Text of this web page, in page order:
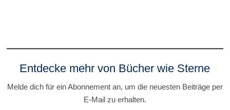
Entdecke mehr von Bücher wie Sterne
Melde dich für ein Abonnement an, um die neuesten Beiträge per
E-Mail zu erhalten.